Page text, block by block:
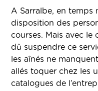
A Sarralbe, en temps
disposition des
courses. Mais avec le
dû suspendre ce
les aînés ne
allés toquer chez les
catalogues de